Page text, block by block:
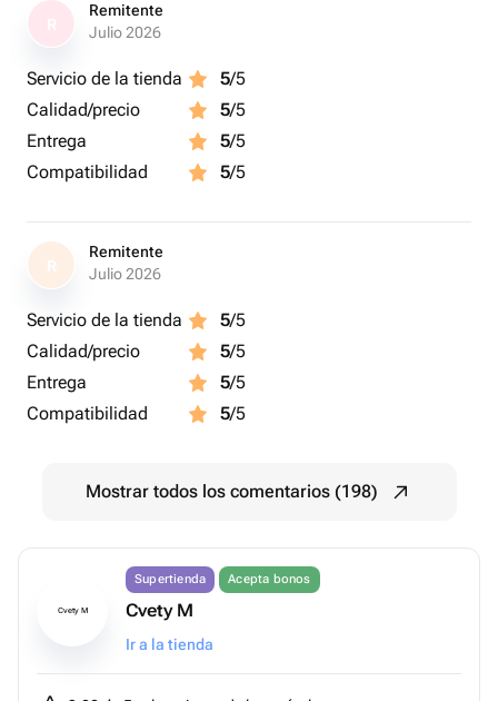
Remitente
Julio 2026
Servicio de la tienda 5/5
Calidad/precio
5/5
Entrega
5/5
Compatibilidad
5/5
R
Remitente
Julio 2026
Servicio de la tienda 5/5
Calidad/precio
5/5
Entrega
5/5
Compatibilidad
5/5
Mostrar todos los comentarios (198)
Cvety M
Supertienda Acepta bonos
Cvety M
Ir a la tienda